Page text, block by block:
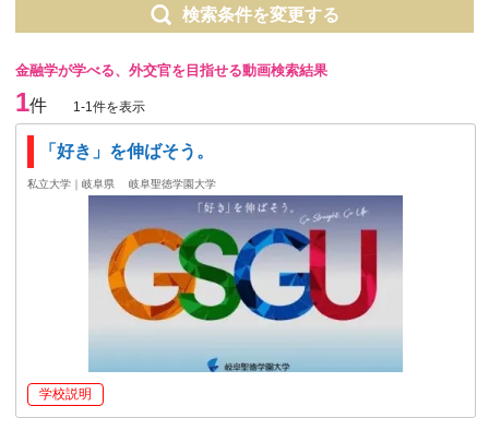
検索条件を変更する
金融学が学べる、外交官を目指せる動画検索結果
1件 1-1件を表示
「好き」を伸ばそう。
私立大学｜岐阜県 岐阜聖徳学園大学
学校説明